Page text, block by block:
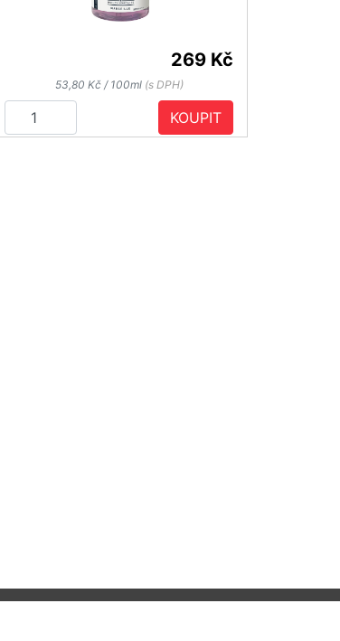
269 Kč
53,80 Kč / 100ml (s DPH)
KOUPIT